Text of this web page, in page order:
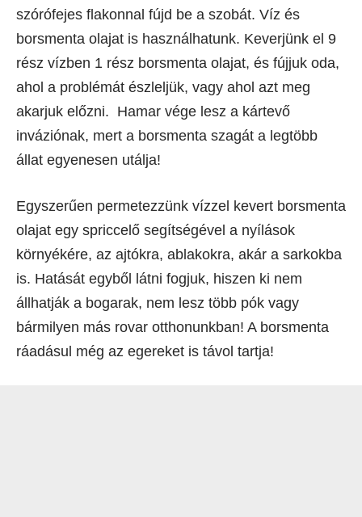
szórófejes flakonnal fújd be a szobát. Víz és
borsmenta olajat is használhatunk. Keverjünk el 9
rész vízben 1 rész borsmenta olajat, és fújjuk oda,
ahol a problémát észleljük, vagy ahol azt meg
akarjuk előzni. Hamar vége lesz a kártevő
inváziónak, mert a borsmenta szagát a legtöbb
állat egyenesen utálja!
Egyszerűen permetezzünk vízzel kevert borsmenta
olajat egy spriccelő segítségével a nyílások
környékére, az ajtókra, ablakokra, akár a sarkokba
is. Hatását egyből látni fogjuk, hiszen ki nem
állhatják a bogarak, nem lesz több pók vagy
bármilyen más rovar otthonunkban! A borsmenta
ráadásul még az egereket is távol tartja!